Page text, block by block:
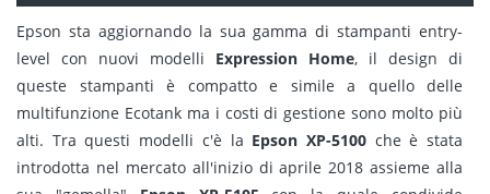
Epson sta aggiornando la sua gamma di stampanti entry-
level con nuovi modelli Expression Home, il design di
queste stampanti è compatto e simile a quello delle
multifunzione Ecotank ma i costi di gestione sono molto più
alti. Tra questi modelli c'è la Epson XP-5100che è stata
introdotta nel mercato all'inizio di aprile 2018 assieme alla